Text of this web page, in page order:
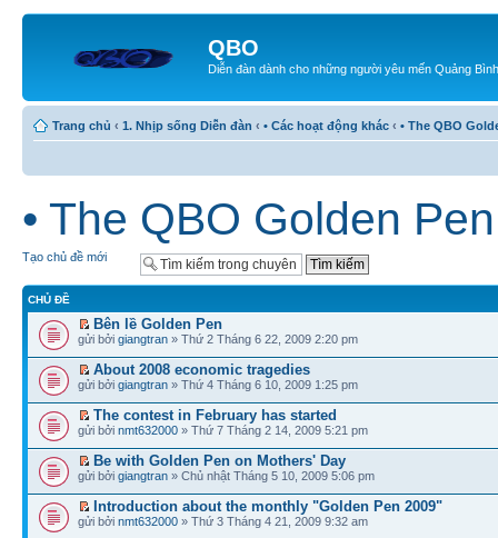
QBO
Diễn đàn dành cho những người yêu mến Quảng Bình
Trang chủ ‹ 1. Nhịp sống Diễn đàn ‹ • Các hoạt động khác ‹ • The QBO
• The QBO Golden Pen
Tạo chủ đề mới
CHỦ ĐỀ
Bên lề Golden Pen
gửi bởi giangtran » Thứ 2 Tháng 6 22, 2009 2:20 pm
About 2008 economic tragedies
gửi bởi giangtran » Thứ 4 Tháng 6 10, 2009 1:25 pm
The contest in February has started
gửi bởi nmt632000 » Thứ 7 Tháng 2 14, 2009 5:21 pm
Be with Golden Pen on Mothers' Day
gửi bởi giangtran » Chủ nhật Tháng 5 10, 2009 5:06 pm
Introduction about the monthly "Golden Pen 2009"
gửi bởi nmt632000 » Thứ 3 Tháng 4 21, 2009 9:32 am